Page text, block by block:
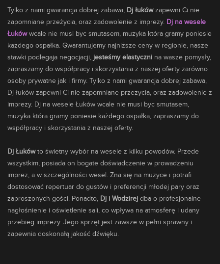
Tylko z nami gwarancja dobrej zabawa, Dj łukówzapewni Ci nie
zapomniane przeżycia, oraz zadowolenie z imprezy. Dj na wesele
Łukówwcale nie musi byc smutasem, muzyka która gramy poniesie
każdego ospałka. Gwarantujemy najniższe ceny w regionie, nasze
stawki podlegaja negocjacji, jesteśmy elastyczni na wasze pomysły,
zapraszamy do współpracy i skorzystania z naszej oferty zarówno
osoby prywatne jak i firmy. Tylko z nami gwarancja dobrej zabawa,
Dj łuków zapewni Ci nie zapomniane przeżycia, oraz zadowolenie z
imprezy. Dj na wesele Łuków wcale nie musi byc smutasem,
muzyka która gramy poniesie każdego ospałka, zapraszamy do
współpracy i skorzystania z naszej oferty.
Dj Łukówto świetny wybór na wesele z kilku powodów. Przede
wszystkim, posiada on bogate doświadczenie w prowadzeniu
imprez, a w szczególności wesel. Zna się na muzyce i potrafi
dostosować repertuar do gustów i preferencji młodej pary oraz
zaproszonych gości. Ponadto, Dj i Wodzirej dba o profesjonalne
nagłośnienie i oświetlenie sali, co wpływa na atmosferę i udany
przebieg imprezy. Jego sprzęt jest zawsze w pełni sprawny i
zapewnia doskonałą jakość dźwięku.